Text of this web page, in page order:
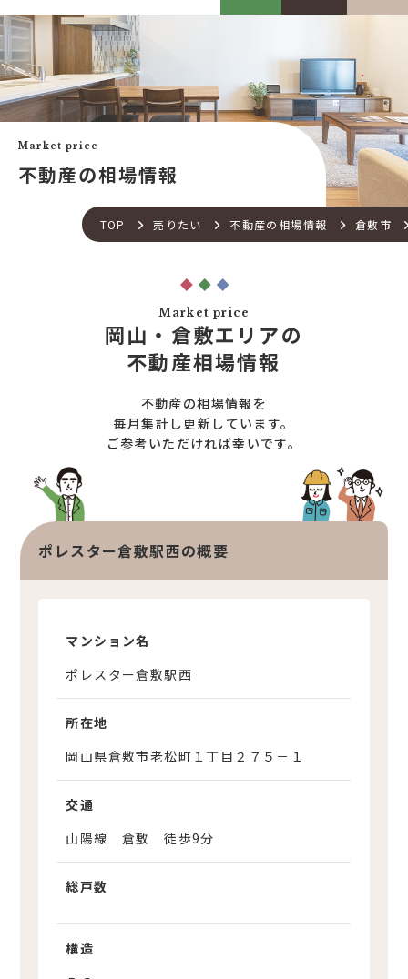
カスケって？
カスケホームグループ
買いたい
中古×RF(リノベ)
新築建売購入サポート
不動産流通の仕組み
住宅ローンサポート
住宅売却サポート
不動産売却サポート
査定依頼
不動産の相場情報
不動産を探す
物件検索
お客様の声
みんなの不動産小話
中古リフォーム事例
店舗紹介
スタッフ紹介
お知らせ一覧
不動産コラム
オンライン相談サービス
TOP 売りたい 不動産の相場情報 倉敷市
Market price
不動産の相場情報
Market price
岡山・倉敷エリアの
不動産相場情報
不動産の相場情報を
毎月集計し更新しています。
ご参考いただければ幸いです。
ポレスター倉敷駅西の概要
マンション名
ポレスター倉敷駅西
所在地
岡山県倉敷市老松町１丁目２７５－１
交通
山陽線 倉敷 徒歩9分
総戸数
構造